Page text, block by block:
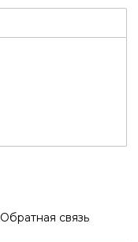
Обратная связь